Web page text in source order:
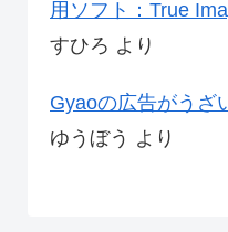
用ソフト：True
すひろ より
Gyaoの広告がうざ
ゆうぼう より